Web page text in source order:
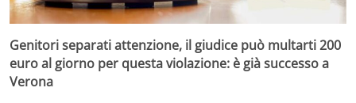
Genitori separati attenzione, il giudice può multarti 200
euro al giorno per questa violazione: è già successo a
Verona